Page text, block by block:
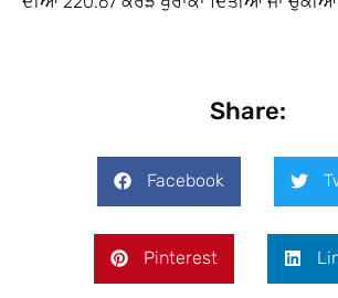
Share:
Facebook
Pinterest